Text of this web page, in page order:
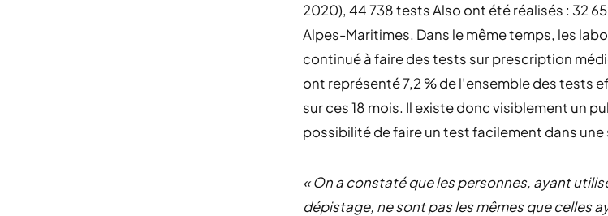
2020), 44 738 tests Also ont été réalisés : 32
Alpes-Maritimes. Dans le même temps, les
continué à faire des tests sur prescription
ont représenté 7,2 % de l’ensemble des tests
sur ces 18 mois. Il existe donc visiblement un
possibilité de faire un test facilement dans
« On a constaté que les personnes, ayant
dépistage, ne sont pas les mêmes que celles